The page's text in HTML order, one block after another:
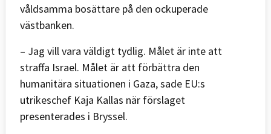
våldsamma bosättare på den ockuperade
västbanken.
– Jag vill vara väldigt tydlig. Målet är inte att
straffa Israel. Målet är att förbättra den
humanitära situationen i Gaza, sade EU:s
utrikeschef Kaja Kallas när förslaget
presenterades i Bryssel.